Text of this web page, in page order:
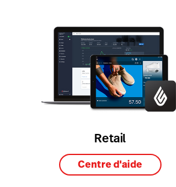
Retail
Centre d'aide